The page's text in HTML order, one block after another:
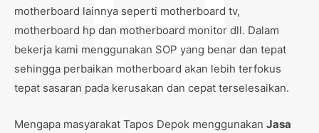
motherboard lainnya seperti motherboard tv,
motherboard hp dan motherboard monitor dll. Dalam
bekerja kami menggunakan SOP yang benar dan tepat
sehingga perbaikan motherboard akan lebih terfokus
tepat sasaran pada kerusakan dan cepat terselesaikan.
Mengapa masyarakat Tapos Depok menggunakan Jasa